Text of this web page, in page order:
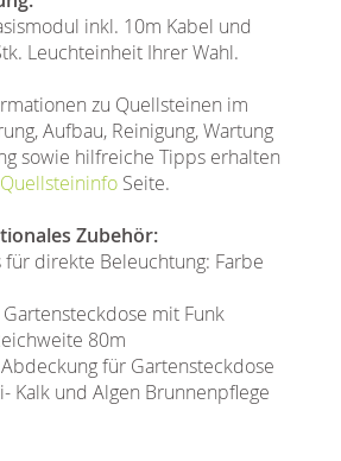
inkl. 10m Kabel und
Leuchteinheit Ihrer Wahl.
zu Quellsteinen im
Aufbau, Reinigung, Wartung
sowie hilfreiche Tipps erhalten
Quellsteininfo Seite.
Zubehör:
für direkte Beleuchtung: Farbe
Gartensteckdose mit Funk
80m
für Gartensteckdose
Kalk und Algen Brunnenpflege